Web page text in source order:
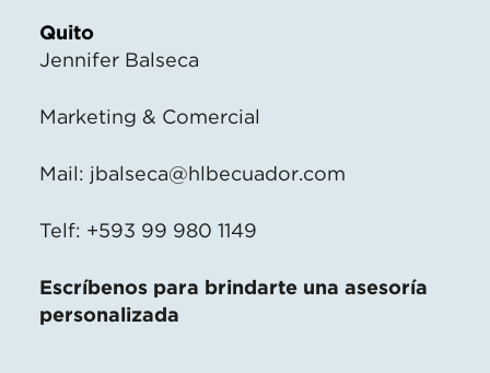
Quito
Jennifer Balseca
Marketing & Comercial
Mail: jbalseca@hlbecuador.com
Telf: +593 99 980 1149
Escríbenos para brindarte una asesoría
personalizada